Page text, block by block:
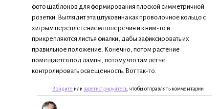
фото шаблонов для формирования плоской симметричной
розетки. Выглядит эта штуковина как проволочное кольцо с
хитрым переплетением поперечин и к ним-то и
прикрепляются листья фиалки, дабы зафиксировать их
правильное положение. Конечно, потом растение
помещается под лампы, потому что там легче
контролировать освещенность. Вот так-то.
Войдите или зарегистрируйтесь , чтобы отправлять комментарии